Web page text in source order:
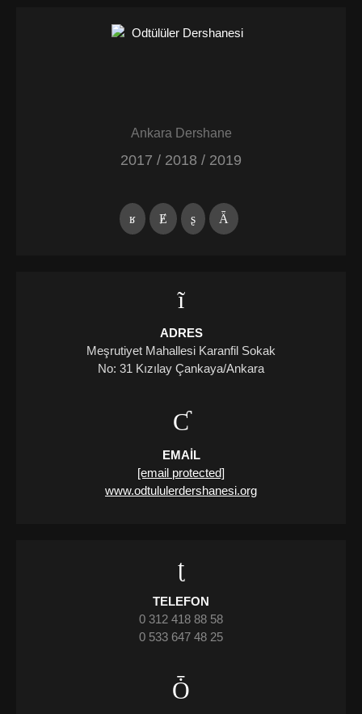
Ankara Dershane
2017 / 2018 / 2019
ADRES
Meşrutiyet Mahallesi Karanfil Sokak
No: 31 Kızılay Çankaya/Ankara
EMAIL
[email protected]
www.odtululerdershanesi.org
TELEFON
0 312 418 88 58
0 533 647 48 25